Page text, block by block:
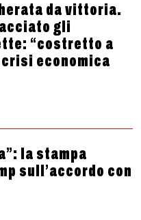
da vittoria.
gli
“costretto a
economica
la stampa
sull’accordo con